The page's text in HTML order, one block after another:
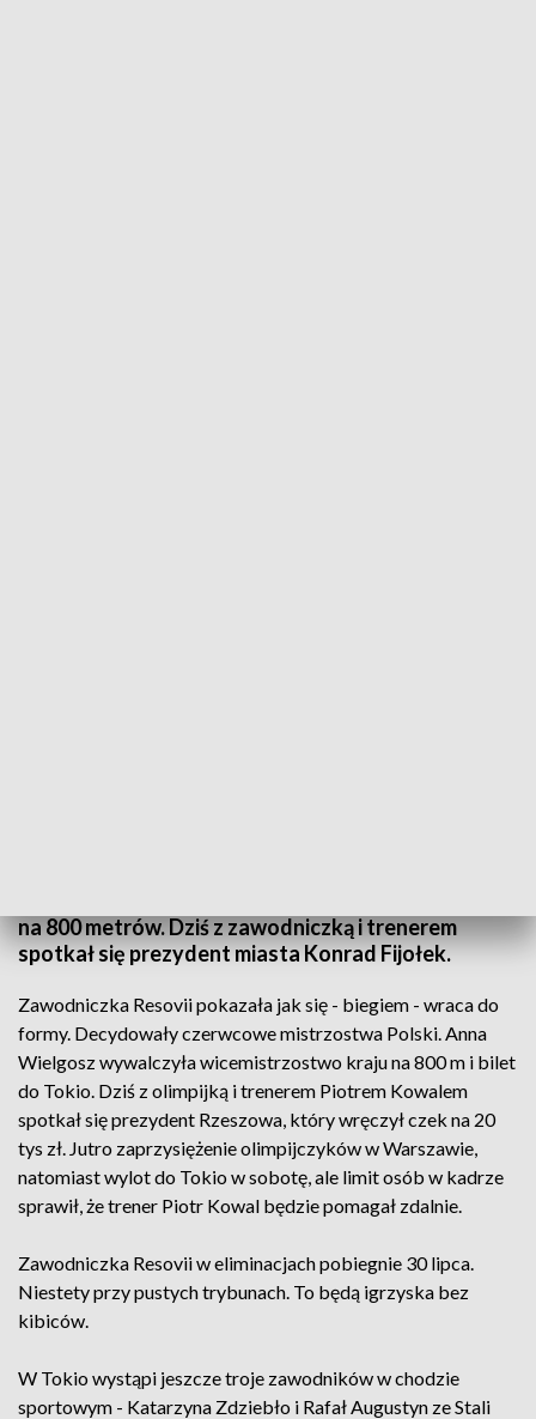
na 800 metrów. Dziś z zawodniczką i trenerem
spotkał się prezydent miasta Konrad Fijołek.
Zawodniczka Resovii pokazała jak się - biegiem - wraca do
formy. Decydowały czerwcowe mistrzostwa Polski. Anna
Wielgosz wywalczyła wicemistrzostwo kraju na 800 m i bilet
do Tokio. Dziś z olimpijką i trenerem Piotrem Kowalem
spotkał się prezydent Rzeszowa, który wręczył czek na 20
tys zł. Jutro zaprzysiężenie olimpijczyków w Warszawie,
natomiast wylot do Tokio w sobotę, ale limit osób w kadrze
sprawił, że trener Piotr Kowal będzie pomagał zdalnie.
Zawodniczka Resovii w eliminacjach pobiegnie 30 lipca.
Niestety przy pustych trybunach. To będą igrzyska bez
kibiców.
W Tokio wystąpi jeszcze troje zawodników w chodzie
sportowym - Katarzyna Zdziebło i Rafał Augustyn ze Stali